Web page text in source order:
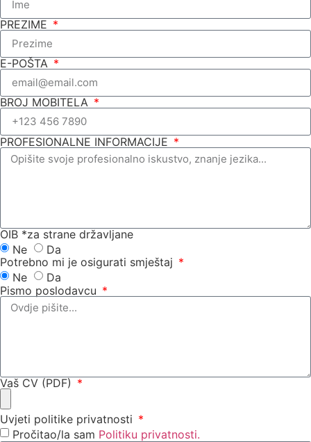
PREZIME
E-POŠTA
BROJ MOBITELA
PROFESIONALNE INFORMACIJE
OIB *za strane državljane
Ne
Da
Potrebno mi je osigurati smještaj
Ne
Da
Pismo poslodavcu
Vaš CV (PDF)
Uvjeti politike privatnosti
Pročitao/la sam Politiku privatnosti.